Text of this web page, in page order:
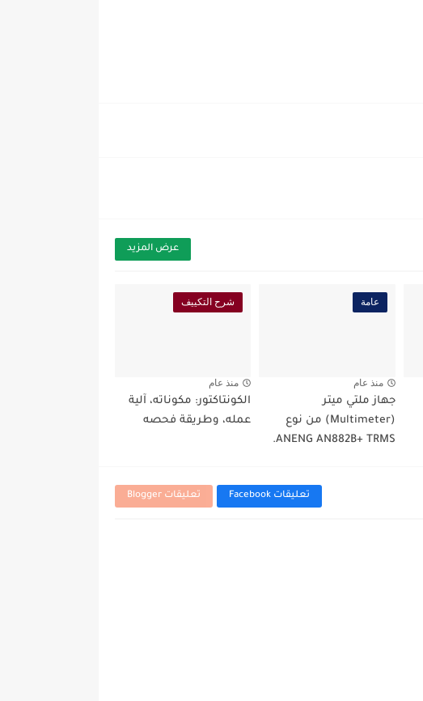
عرض المزيد
عامة
منذ عام
جهاز ملتي ميتر
(Multimeter) من نوع
ANENG AN882B+ TRMS.
شرح التكييف
منذ عام
الكونتاكتور: مكوناته، آلية
عمله، وطريقة فحصه
تعليقات Facebook تعليقات Blogger